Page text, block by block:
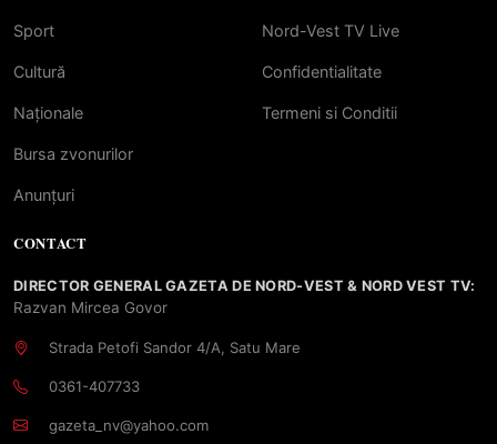
Sport
Cultură
Naționale
Bursa zvonurilor
Anunțuri
Nord-Vest TV Live
Confidentialitate
Termeni si Conditii
CONTACT
DIRECTOR GENERAL GAZETA DE NORD-VEST & NORD VEST TV:
Razvan Mircea Govor
Strada Petofi Sandor 4/A, Satu Mare
0361-407733
gazeta_nv@yahoo.com